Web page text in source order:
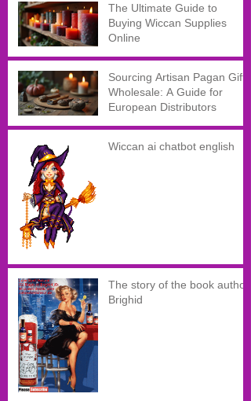
The Ultimate Guide to
Buying Wiccan Supplies
Online
Sourcing Artisan Pagan Gifts
Wholesale: A Guide for
European Distributors
Wiccan ai chatbot english
The story of the book author
Brighid